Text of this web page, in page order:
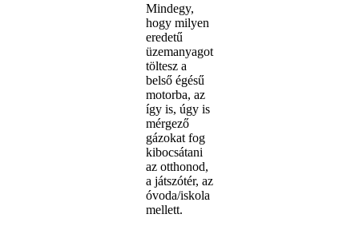
Mindegy,
hogy milyen
eredetű
üzemanyagot
töltesz a
belső égésű
motorba, az
így is, úgy is
mérgező
gázokat fog
kibocsátani
az otthonod,
a játszótér, az
óvoda/iskola
mellett.